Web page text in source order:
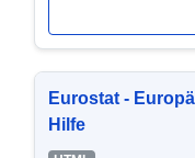
Eurostat -
Hilfe